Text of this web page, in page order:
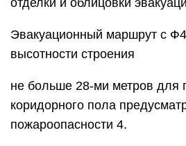
отделки и облицовки
Эвакуационный маршрут с
высотности строения
не больше 28-ми метров для
коридорного пола
пожароопасности 4.